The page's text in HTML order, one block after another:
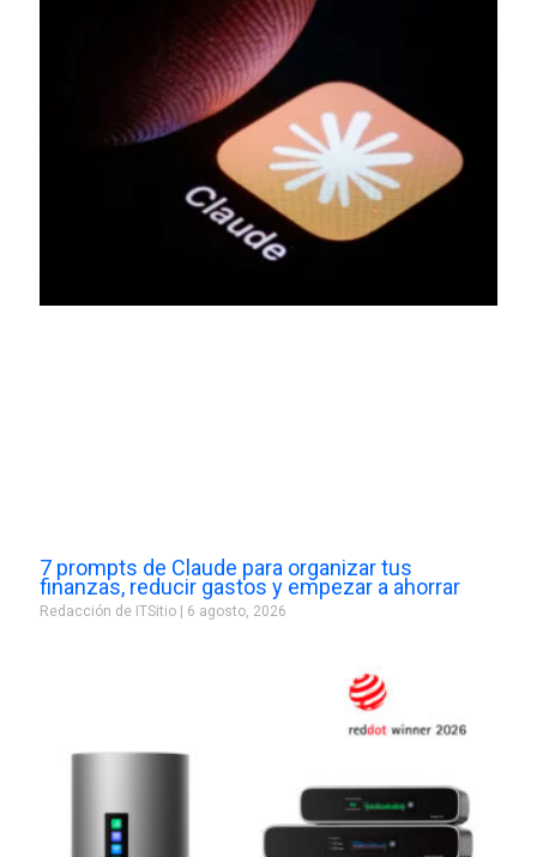
7 prompts de Claude para organizar tus
finanzas, reducir gastos y empezar a ahorrar
Redacción de ITSitio 6 agosto, 2026